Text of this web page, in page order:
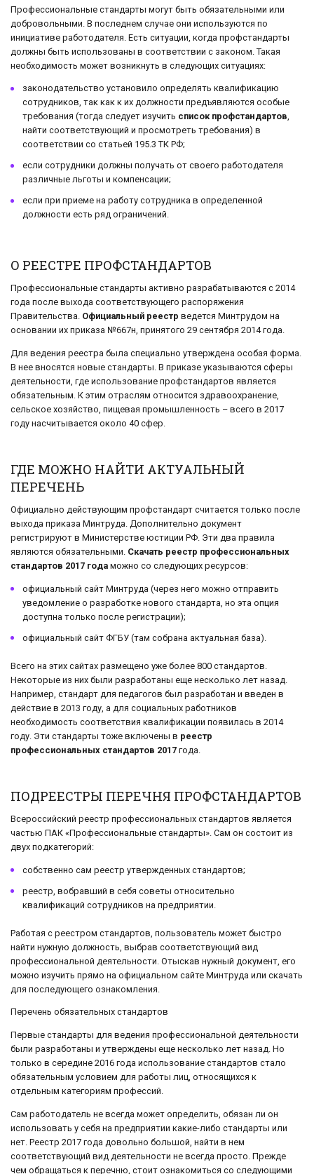
Профессиональные стандарты могут быть обязательными или
добровольными. В последнем случае они используются по
инициативе работодателя. Есть ситуации, когда профстандарты
должны быть использованы в соответствии с законом. Такая
необходимость может возникнуть в следующих ситуациях:
законодательство установило определять квалификацию
сотрудников, так как к их должности предъявляются особые
требования (тогда следует изучить список профстандартов,
найти соответствующий и просмотреть требования) в
соответствии со статьей 195.3 ТК РФ;
если сотрудники должны получать от своего работодателя
различные льготы и компенсации;
если при приеме на работу сотрудника в определенной
должности есть ряд ограничений.
О РЕЕСТРЕ ПРОФСТАНДАРТОВ
Профессиональные стандарты активно разрабатываются с 2014
года после выхода соответствующего распоряжения
Правительства. Официальный реестр ведется Минтрудом на
основании их приказа №667н, принятого 29 сентября 2014 года.
Для ведения реестра была специально утверждена особая форма.
В нее вносятся новые стандарты. В приказе указываются сферы
деятельности, где использование профстандартов является
обязательным. К этим отраслям относится здравоохранение,
сельское хозяйство, пищевая промышленность – всего в 2017
году насчитывается около 40 сфер.
ГДЕ МОЖНО НАЙТИ АКТУАЛЬНЫЙ
ПЕРЕЧЕНЬ
Официально действующим профстандарт считается только после
выхода приказа Минтруда. Дополнительно документ
регистрируют в Министерстве юстиции РФ. Эти два правила
являются обязательными. Скачать реестр профессиональных
стандартов 2017 года можно со следующих ресурсов:
официальный сайт Минтруда (через него можно отправить
уведомление о разработке нового стандарта, но эта опция
доступна только после регистрации);
официальный сайт ФГБУ (там собрана актуальная база).
Всего на этих сайтах размещено уже более 800 стандартов.
Некоторые из них были разработаны еще несколько лет назад.
Например, стандарт для педагогов был разработан и введен в
действие в 2013 году, а для социальных работников
необходимость соответствия квалификации появилась в 2014
году. Эти стандарты тоже включены в реестр
профессиональных стандартов 2017 года.
ПОДРЕЕСТРЫ ПЕРЕЧНЯ ПРОФСТАНДАРТОВ
Всероссийский реестр профессиональных стандартов является
частью ПАК «Профессиональные стандарты». Сам он состоит из
двух подкатегорий:
собственно сам реестр утвержденных стандартов;
реестр, вобравший в себя советы относительно
квалификаций сотрудников на предприятии.
Работая с реестром стандартов, пользователь может быстро
найти нужную должность, выбрав соответствующий вид
профессиональной деятельности. Отыскав нужный документ, его
можно изучить прямо на официальном сайте Минтруда или скачать
для последующего ознакомления.
Перечень обязательных стандартов
Первые стандарты для ведения профессиональной деятельности
были разработаны и утверждены еще несколько лет назад. Но
только в середине 2016 года использование стандартов стало
обязательным условием для работы лиц, относящихся к
отдельным категориям профессий.
Сам работодатель не всегда может определить, обязан ли он
использовать у себя на предприятии какие-либо стандарты или
нет. Реестр 2017 года довольно большой, найти в нем
соответствующий вид деятельности не всегда просто. Прежде
чем обращаться к перечню, стоит ознакомиться со следующими